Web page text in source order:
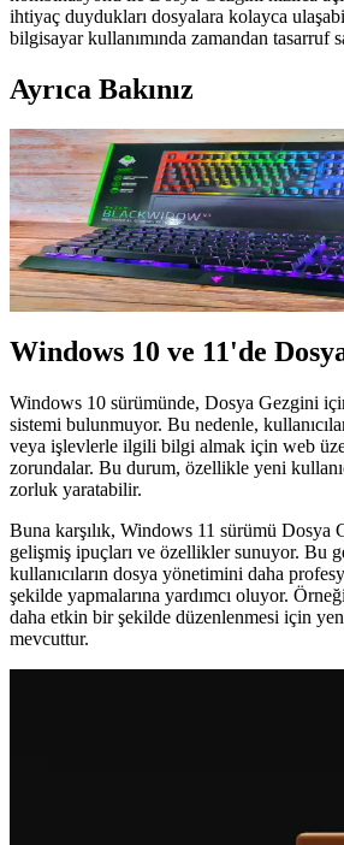
ihtiyaç duydukları dosyalara kolayca
bilgisayar kullanımında zamandan tasarruf
Ayrıca Bakınız
Windows Dosya Gezgini: Temel
Çözüm Yöntemleri
Windows Dosya Gezgini, dosya ve klasör
Windows 10 ve 11'de farklı özellikler
çözüm yöntemleri bilgisayar kullanımını
Windows 10 ve 11'de
Windows 10 sürümünde, Dosya Gezgini
sistemi bulunmuyor. Bu nedenle,
veya işlevlerle ilgili bilgi almak için web
zorundalar. Bu durum, özellikle yeni
zorluk yaratabilir.
Buna karşılık, Windows 11 sürümü Dosya
gelişmiş ipuçları ve özellikler sunuyor. Bu
kullanıcıların dosya yönetimini daha
şekilde yapmalarına yardımcı oluyor.
daha etkin bir şekilde düzenlenmesi için
mevcuttur.